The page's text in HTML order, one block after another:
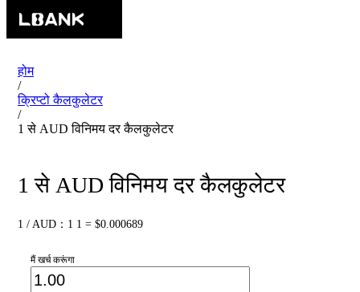
होम
/
क्रिप्टो कैलकुलेटर
/
1 से AUD विनिमय दर कैलकुलेटर
1 से AUD विनिमय दर कैलकुलेटर
1 / AUD：1 1 = $0.000689
मैं खर्च करूंगा